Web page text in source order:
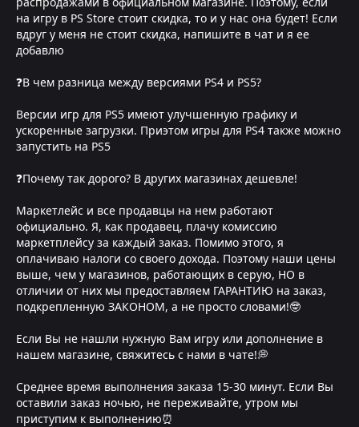
на игру в PS Store стоит скидка, то и у нас она будет! Если
вдруг у меня не стоит скидка, напишите в чат и я ее
добавлю
❓В чем разница между версиями PS4 и PS5?
Версии игр для PS5 имеют улучшенную графику и
ускоренные загрузки. Приэтом игры для PS4 также можно
запустить на PS5
❓Почему так дорого? В других магазинах дешевле!
Маркетлейс и все продавцы на нем работают
официально. Я, как продавец, плачу комиссию
маркетплейсу за каждый заказ. Помимо этого, я
оплачиваю налоги со своего дохода. Поэтому наши цены
выше, чем у магазинов, работающих в серую, НО в
отличии от них мы предоставляем ГАРАНТИЮ на заказ,
подкрепленную ЗАКОНОМ, а не просто словами!🤓
Если Вы не нашли нужную Вам игру или дополнение в
нашем магазине, свяжитесь с нами в чате!💭
Среднее время выполнения заказа 15-30 минут. Если Вы
оставили заказ ночью, не переживайте, утром мы
приступим к выполнению⏰